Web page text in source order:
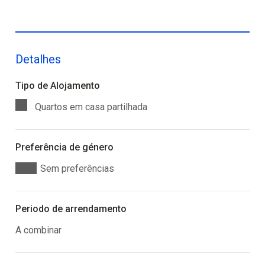
Detalhes
Tipo de Alojamento
Quartos em casa partilhada
Preferência de género
Sem preferências
Periodo de arrendamento
A combinar